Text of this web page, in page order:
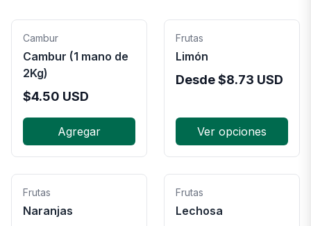
Cambur
Cambur (1 mano de
2Kg)
$4.50 USD
Agregar
Frutas
Limón
Desde$8.73 USD
Ver opciones
Frutas
Naranjas
Frutas
Lechosa